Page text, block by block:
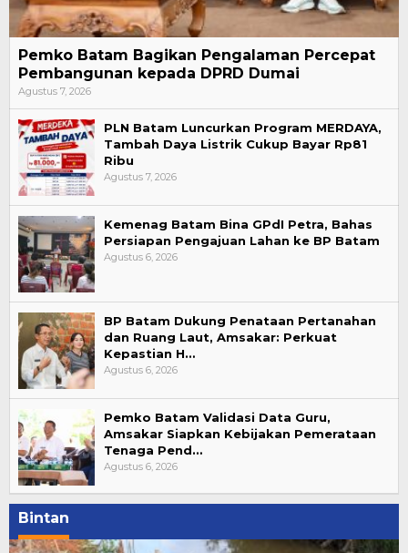
Pemko Batam Bagikan Pengalaman Percepat
Pembangunan kepada DPRD Dumai
Agustus 7, 2026
PLN Batam Luncurkan Program MERDAYA,
Tambah Daya Listrik Cukup Bayar Rp81
Ribu
Agustus 7, 2026
Kemenag Batam Bina GPdI Petra, Bahas
Persiapan Pengajuan Lahan ke BP Batam
Agustus 6, 2026
BP Batam Dukung Penataan Pertanahan
dan Ruang Laut, Amsakar: Perkuat
Kepastian H…
Agustus 6, 2026
Pemko Batam Validasi Data Guru,
Amsakar Siapkan Kebijakan Pemerataan
Tenaga Pend…
Agustus 6, 2026
Bintan